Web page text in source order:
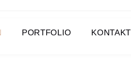
PORTFOLIO KONTAKT